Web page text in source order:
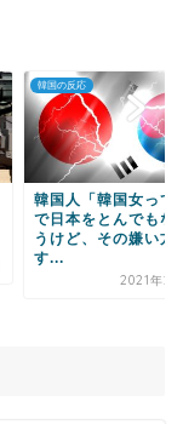
韓国の反応
韓国人「韓国女って
で日本をとんでもな
うけど、その嫌い方
す...
2021年2